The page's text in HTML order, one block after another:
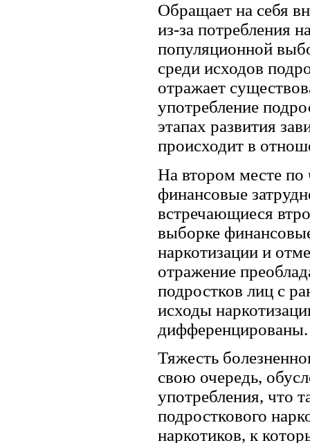
Обращает на себя
из-за потребления
популяционной
среди исходов
отражает
употребление
этапах развития
происходит в
На втором месте по
финансовые
встречающиеся
выборке
наркотизации и
отражение
подростков лиц с
исходы
дифференцированы.
Тяжесть
свою очередь,
употребления, что
подросткового
наркотиков, к